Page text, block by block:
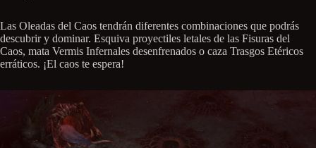
Las Oleadas del Caos tendrán diferentes combinaciones que podrás
descubrir y dominar. Esquiva proyectiles letales de las Fisuras del
Caos, mata Vermis Infernales desenfrenados o caza Trasgos Etéricos
erráticos. ¡El caos te espera!